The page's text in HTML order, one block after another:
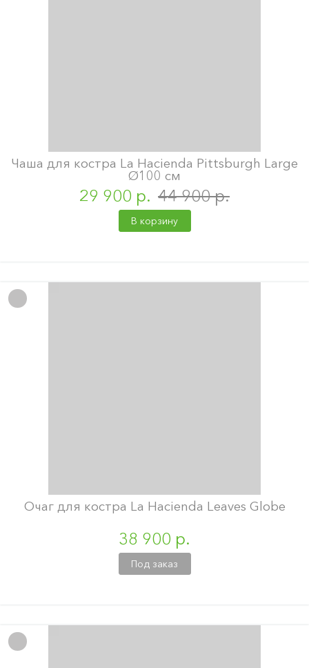
Чаша для костра La Hacienda Pittsburgh Large
Ø100 см
29 900 р. 44 900 р.
В корзину
Очаг для костра La Hacienda Leaves Globe
38 900 р.
Под заказ